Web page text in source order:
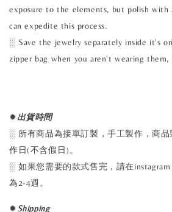
exposure to the elements, but polish with
can expedite this process.
░ Save the jewelry separately inside it's
zipper bag when you aren't wearing them,
✹出貨時間
░ 所有商品為接單訂製，手工製作，商
作日(不含假日)。
░ 如果您需要的款式售完，請在
為2-4週。
✹Shipping